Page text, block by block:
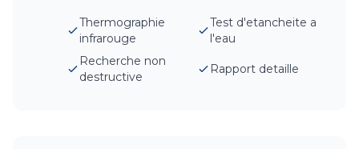
Thermographie
infrarouge
Test d'etancheite a
l'eau
Recherche non
destructive
Rapport detaille